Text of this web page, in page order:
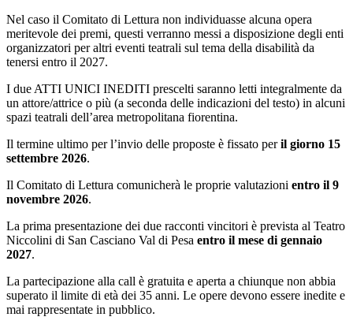
Nel caso il Comitato di Lettura non individuasse alcuna opera
meritevole dei premi, questi verranno messi a disposizione degli enti
organizzatori per altri eventi teatrali sul tema della disabilità da
tenersi entro il 2027.
I due ATTI UNICI INEDITI prescelti saranno letti integralmente da
un attore/attrice o più (a seconda delle indicazioni del testo) in alcuni
spazi teatrali dell’area metropolitana fiorentina.
Il termine ultimo per l’invio delle proposte è fissato peril giorno 15
settembre 2026.
Il Comitato di Lettura comunicherà le proprie valutazioni entro il 9
novembre 2026.
La prima presentazione dei due racconti vincitori è prevista al Teatro
Niccolini di San Casciano Val di Pesa entro il mese di gennaio
2027.
La partecipazione alla call è gratuita e aperta a chiunque non abbia
superato il limite di età dei 35 anni. Le opere devono essere inedite e
mai rappresentate in pubblico.